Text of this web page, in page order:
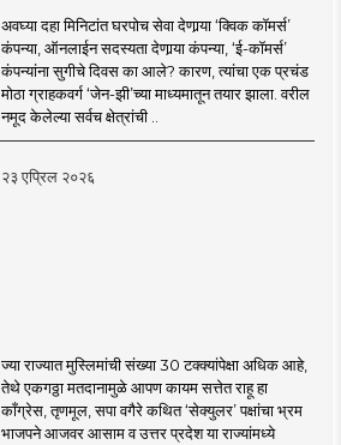
अवघ्या दहा मिनिटांत घरपोच सेवा देणार्‍या ‘क्विक कॉमर्स’
कंपन्या, ऑनलाईन सदस्यता देणार्‍या कंपन्या, ‘ई-कॉमर्स’
कंपन्यांना सुगीचे दिवस का आले? कारण, त्यांचा एक प्रचंड
मोठा ग्राहकवर्ग ‘जेन-झी’च्या माध्यमातून तयार झाला. वरील
नमूद केलेल्या सर्वच क्षेत्रांची ..
२३ एप्रिल २०२६
ज्या राज्यात मुस्लिमांची संख्या 30 टक्क्यांपेक्षा अधिक आहे,
तेथे एकगठ्ठा मतदानामुळे आपण कायम सत्तेत राहू हा
काँग्रेस, तृणमूल, सपा वगैरे कथित ‌‘सेक्युलर‌’ पक्षांचा भ्रम
भाजपने आजवर आसाम व उत्तर प्रदेश या राज्यांमध्ये